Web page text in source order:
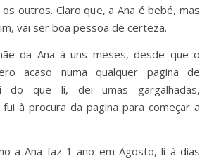
outros. Claro que, a Ana é bebé, mas
vai ser boa pessoa de certeza.
da Ana à uns meses, desde que o
acaso numa qualquer pagina de
do que li, dei umas gargalhadas,
à procura da pagina para começar a
a Ana faz 1 ano em Agosto, li à dias